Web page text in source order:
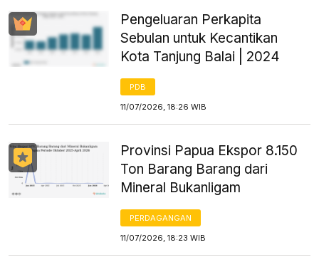
Pengeluaran Perkapita
Sebulan untuk Kecantikan
Kota Tanjung Balai | 2024
PDB
11/07/2026, 18:26 WIB
Provinsi Papua Ekspor 8.150
Ton Barang Barang dari
Mineral Bukanligam
PERDAGANGAN
11/07/2026, 18:23 WIB